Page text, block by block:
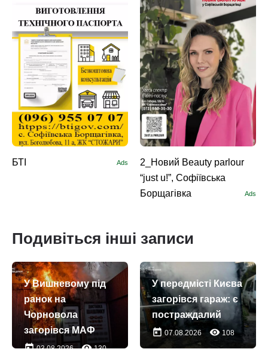
БТІ Ads
2_Новий Beauty parlour
“just u!”, Софіївська
Борщагівка
Ads
Подивіться інші записи
У Вишневому під
ранок на
Чорновола
загорівся МАФ
У передмісті Києва
загорівся гараж: є
постраждалий
today 07.08.2026 remove_red_eye 108